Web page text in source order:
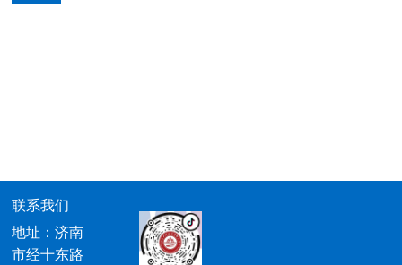
联系我们
地址：济南
市经十东路